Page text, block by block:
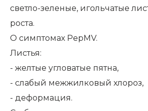
светло-зеленые, игольчатые
роста.
О симптомах PepMV.
Листья:
- желтые угловатые пятна,
- слабый межжилковый хлороз,
- деформация.